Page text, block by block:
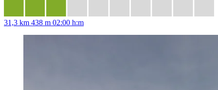
31,3 km 438 m 02:00 h:m